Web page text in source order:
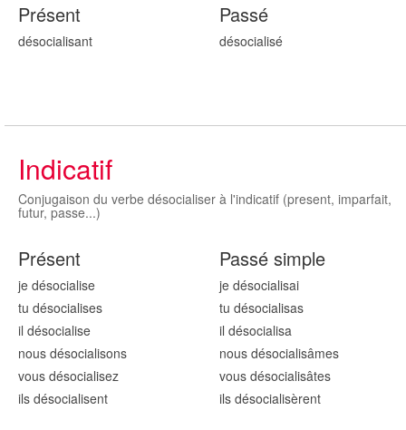
Présent
désocialisant
Passé
désocialisé
Indicatif
Conjugaison du verbe désocialiser à l'indicatif (present, imparfait,
futur, passe...)
Présent
je désocialise
tu désocialises
il désocialise
nous désocialisons
vous désocialisez
ils désocialisent
Passé simple
je désocialisai
tu désocialisas
il désocialisa
nous désocialisâmes
vous désocialisâtes
ils désocialisèrent